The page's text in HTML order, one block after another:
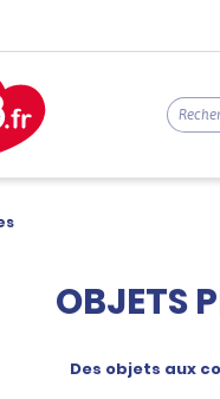
OBJETS
Des objets aux